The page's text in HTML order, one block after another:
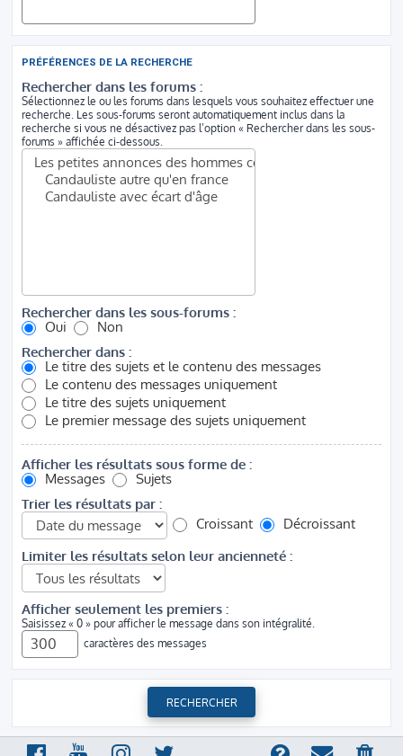
PRÉFÉRENCES DE LA RECHERCHE
Rechercher dans les forums :
Sélectionnez le ou les forums dans lesquels vous souhaitez effectuer une
recherche. Les sous-forums seront automatiquement inclus dans la
recherche si vous ne désactivez pas l’option « Rechercher dans les sous-
forums » affichée ci-dessous.
Rechercher dans les sous-forums :
Oui
Non
Rechercher dans :
Le titre des sujets et le contenu des messages
Le contenu des messages uniquement
Le titre des sujets uniquement
Le premier message des sujets uniquement
Afficher les résultats sous forme de :
Messages
Sujets
Trier les résultats par :
Croissant
Décroissant
Limiter les résultats selon leur ancienneté :
Afficher seulement les premiers :
Saisissez « 0 » pour afficher le message dans son intégralité.
caractères des messages